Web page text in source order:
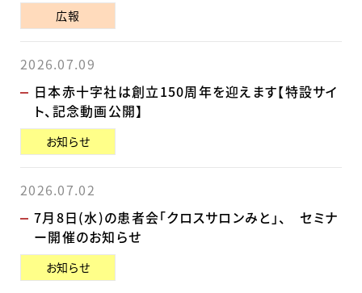
広報
2026.07.09
日本赤十字社は創立150周年を迎えます【特設サイ
ト、記念動画公開】
お知らせ
2026.07.02
7月8日(水)の患者会「クロスサロンみと」、 セミナ
ー開催のお知らせ
お知らせ